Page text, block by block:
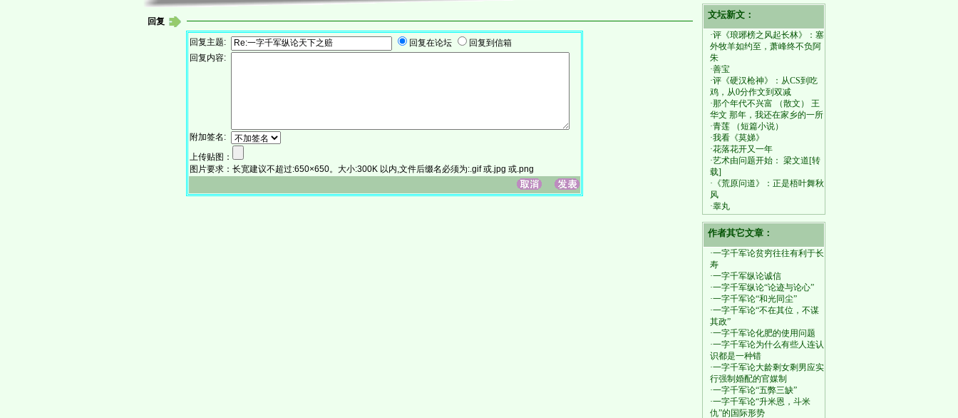
回复
回复主题: 回复在论坛
回复到信箱
回复内容:
附加签名:
上传贴图：
图片要求：长宽建议不超过:650×650。大小:300K 以内,文件后缀名必须为:.gif 或.jpg 或.png
文坛新文：
·评《琅琊榜之风起长林》：塞
外牧羊如约至，萧峰终不负阿
朱
·善宝
·评《硬汉枪神》：从CS到吃
鸡，从0分作文到双减
·那个年代不兴富 （散文） 王
华文 那年，我还在家乡的一所
·青莲 （短篇小说）
·我看《莫娣》
·花落花开又一年
·艺术由问题开始： 梁文道[转
载]
·《荒原问道》：正是梧叶舞秋
风
·睾丸
作者其它文章：
·一字千军论贫穷往往有利于长
寿
·一字千军纵论诚信
·一字千军纵论“论迹与论心”
·一字千军论“和光同尘”
·一字千军论“不在其位，不谋
其政”
·一字千军论化肥的使用问题
·一字千军论为什么有些人连认
识都是一种错
·一字千军论大龄剩女剩男应实
行强制婚配的官媒制
·一字千军论“五弊三缺”
·一字千军论“升米恩，斗米
仇”的国际形势